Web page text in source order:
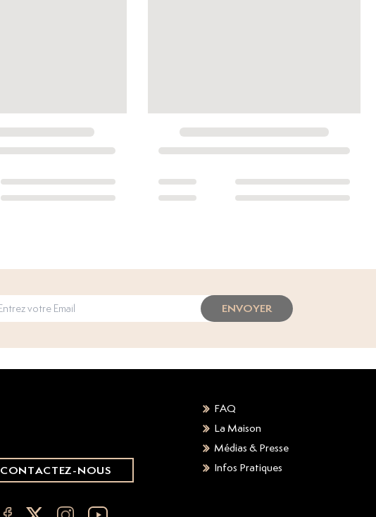
ENVOYER
CONTACTEZ-NOUS
FAQ
La Maison
Médias & Presse
Infos Pratiques